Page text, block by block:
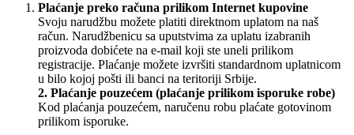
Plaćanje preko računa prilikom Internet kupovine
Svoju narudžbu možete platiti direktnom uplatom na naš
račun. Narudžbenicu sa uputstvima za uplatu izabranih
proizvoda dobićete na e-mail koji ste uneli prilikom
registracije. Plaćanje možete izvršiti standardnom uplatnicom
u bilo kojoj pošti ili banci na teritoriji Srbije.
2. Plaćanje pouzećem (plaćanje prilikom isporuke robe)
Kod plaćanja pouzećem, naručenu robu plaćate gotovinom
prilikom isporuke.